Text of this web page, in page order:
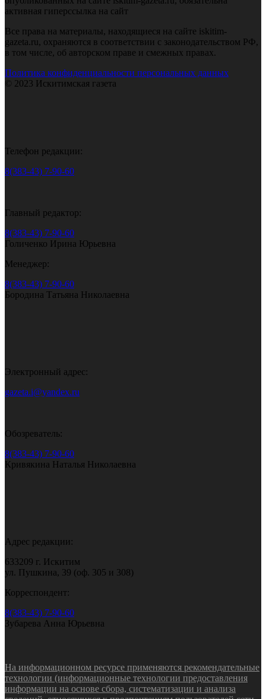
активная гиперссылка на сайт
Все права на материалы, находящиеся на сайте iskitim-
gazeta.ru, охраняются в соответствии с законодательством РФ,
в том числе, об авторском праве и смежных правах.
Политика конфиденциальности персональных данных
© 2023 Искитимская газета
Телефон редакции:
8(383-43) 7-90-60
Главный редактор:
8(383-43) 7-90-60
Голиченко Ирина Юрьевна
Менеджер:
8(383-43) 7-90-60
Бородина Татьяна Николаевна
Электронный адрес:
gazeta.i@yandex.ru
Обозреватель:
8(383-43) 7-90-60
Кривякина Наталья Николаевна
Адрес редакции:
633209 г. Искитим
ул. Пушкина, 39 (оф. 305 и 308)
Корреспондент:
8(383-43) 7-90-60
Зубарева Анна Юрьевна
На информационном ресурсе применяются рекомендательные
технологии (информационные технологии предоставления
информации на основе сбора, систематизации и анализа